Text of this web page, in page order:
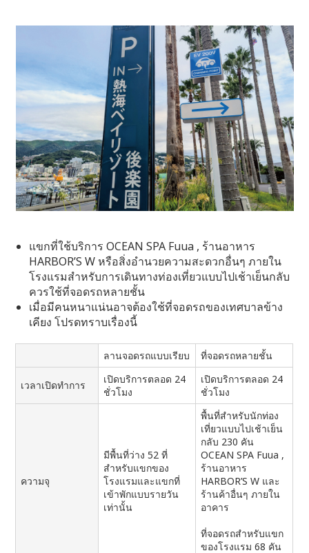
แขกที่ใช้บริการ OCEAN SPA Fuua , ร้านอาหาร
HARBOR’S W หรือสิ่งอำนวยความสะดวกอื่นๆ ภายใน
โรงแรมสำหรับการเดินทางท่องเที่ยวแบบไปเช้าเย็นกลับ
ควรใช้ที่จอดรถหลายชั้น
เมื่อมีคนหนาแน่นอาจต้องใช้ที่จอดรถของเทศบาลข้าง
เคียง โปรดทราบเรื่องนี้
ลานจอดรถแบบเรียบ ที่จอดรถหลายชั้น
เวลาเปิดทำการ
เปิดบริการตลอด 24
ชั่วโมง
เปิดบริการตลอด 24
ชั่วโมง
ความจุ
มีพื้นที่ว่าง 52 ที่
สำหรับแขกของ
โรงแรมและแขกที่
เข้าพักแบบรายวัน
เท่านั้น
พื้นที่สำหรับนักท่อง
เที่ยวแบบไปเช้าเย็น
กลับ 230 คัน
OCEAN SPA Fuua ,
ร้านอาหาร
HARBOR’S W และ
ร้านค้าอื่นๆ ภายใน
อาคาร
ที่จอดรถสำหรับแขก
ของโรงแรม 68 คัน